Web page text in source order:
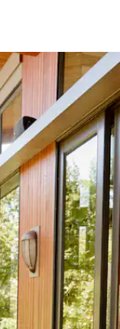
एक्सप्लोर करा.